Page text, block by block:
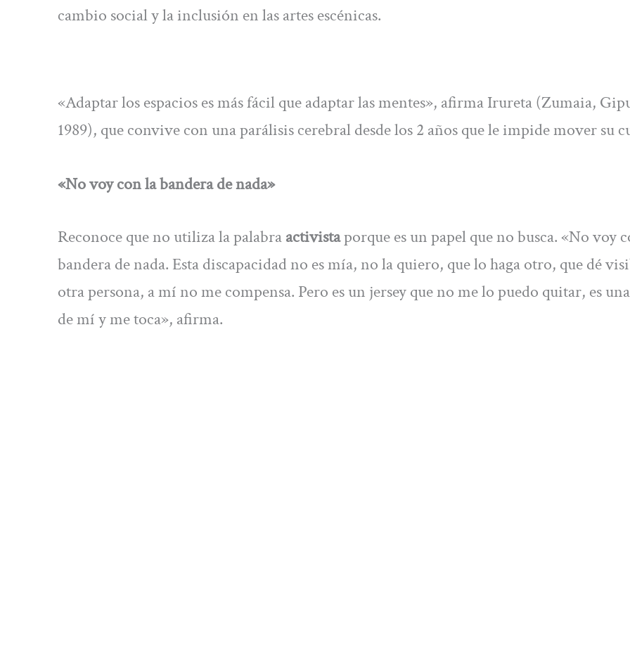
cambio social y la inclusión en las artes escénicas.
«Adaptar los espacios es más fácil que adaptar las mentes», afirma Irureta (Zumaia,
1989), que convive con una parálisis cerebral desde los 2 años que le impide mover su
«No voy con la bandera de nada»
Reconoce que no utiliza la palabraactivistaporque es un papel que no busca. «No voy
bandera de nada. Esta discapacidad no es mía, no la quiero, que lo haga otro, que dé
otra persona, a mí no me compensa. Pero es un jersey que no me lo puedo quitar, es
de mí y me toca», afirma.